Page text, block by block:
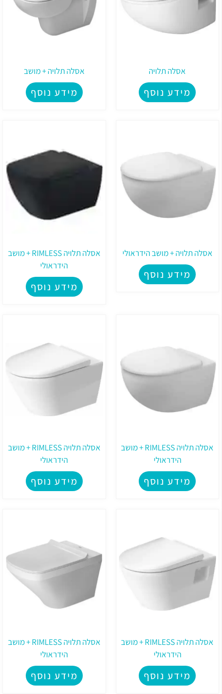
אסלה תלויה
מידע נוסף
אסלה תלויה + מושב
מידע נוסף
אסלה תלויה + מושב הידראולי
מידע נוסף
אסלה תלויה RIMLESS + מושב
הידראולי
מידע נוסף
אסלה תלויה RIMLESS + מושב
הידראולי
מידע נוסף
אסלה תלויה RIMLESS + מושב
הידראולי
מידע נוסף
אסלה תלויה RIMLESS + מושב
הידראולי
מידע נוסף
אסלה תלויה RIMLESS + מושב
הידראולי
מידע נוסף